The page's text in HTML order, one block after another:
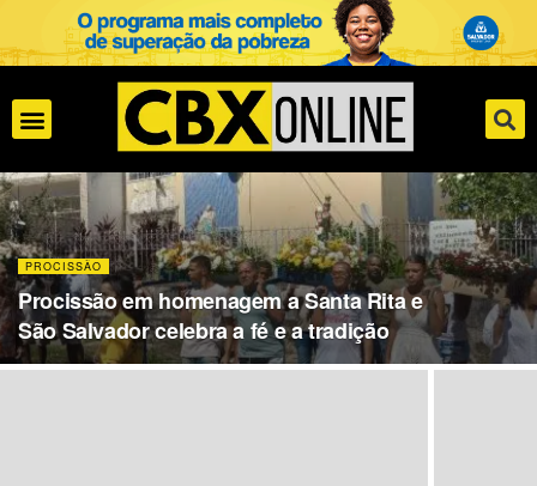
PROCISSÃO
Procissão em homenagem a Santa Rita e
São Salvador celebra a fé e a tradição